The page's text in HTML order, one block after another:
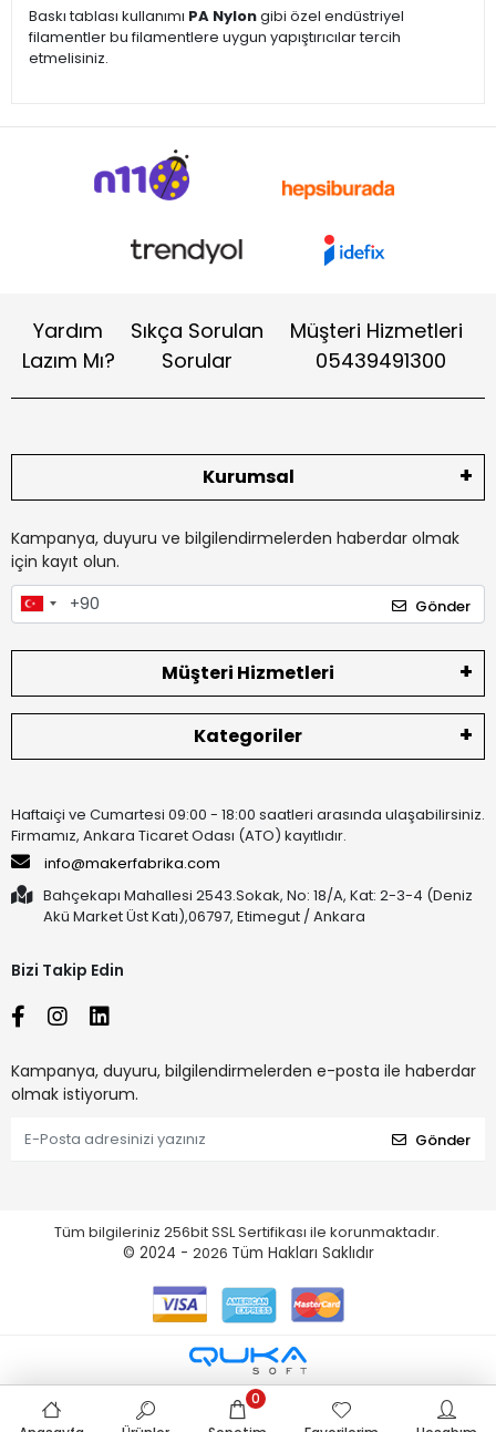
Baskı tablası kullanımı PA Nylongibi özel endüstriyel
filamentler bu filamentlere uygun yapıştırıcılar tercih
etmelisiniz.
Yardım
Lazım Mı?
Sıkça Sorulan
Sorular
Müşteri Hizmetleri
05439491300
Kurumsal
Kampanya, duyuru ve bilgilendirmelerden haberdar olmak
için kayıt olun.
Gönder
Müşteri Hizmetleri
Kategoriler
Haftaiçi ve Cumartesi 09:00 - 18:00 saatleri arasında ulaşabilirsiniz.
Firmamız, Ankara Ticaret Odası (ATO) kayıtlıdır.
info@makerfabrika.com
Bahçekapı Mahallesi 2543.Sokak, No: 18/A, Kat: 2-3-4 (Deniz
Akü Market Üst Katı),06797, Etimegut / Ankara
Bizi Takip Edin
Kampanya, duyuru, bilgilendirmelerden e-posta ile haberdar
olmak istiyorum.
Gönder
Tüm bilgileriniz 256bit SSL Sertifikası ile korunmaktadır.
© 2024 - 2026 Tüm Hakları Saklıdır
0